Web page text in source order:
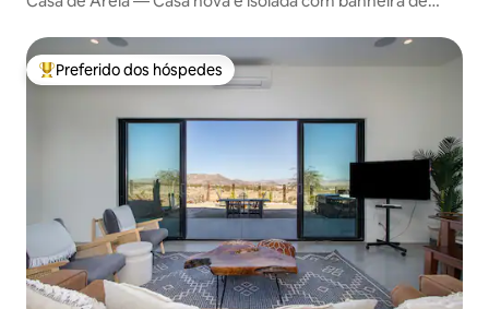
Entre os melhores preferidos dos hóspedes
Preferido dos hóspedes